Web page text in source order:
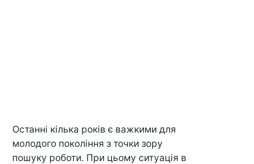
Останні кілька років є важкими для
молодого покоління з точки зору
пошуку роботи. При цьому ситуація в